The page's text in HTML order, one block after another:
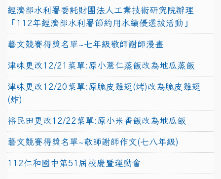
經濟部水利署委託財團法人工業技術研究院辦理
「112年經濟部水利署節約用水績優選拔活動」
藝文競賽得獎名單~七年級敬師謝師漫畫
津味更改12/21菜單:原小薏仁蒸飯改為地瓜蒸飯
津味更改12/20菜單:原脆皮雞翅(烤)改為脆皮雞翅
(炸)
裕民田更改12/22菜單:原小米香飯改為地瓜飯
藝文競賽得獎名單~敬師謝師作文(七八年級)
112仁和國中第51屆校慶暨運動會